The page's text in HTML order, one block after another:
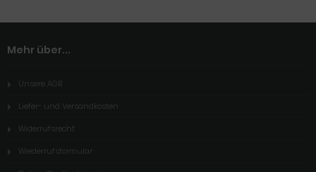
Mehr über...
Unsere AGB
Liefer- und Versandkosten
Widerrufsrecht
Wiederrufsformular